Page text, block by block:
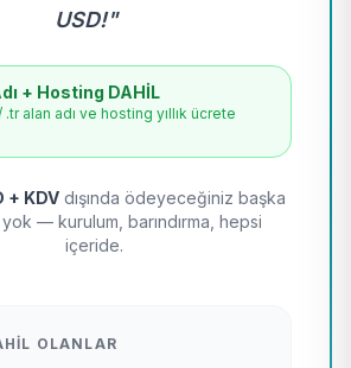
USD!"
+ Hosting DAHİL
.tr alan adı ve hosting yıllık ücrete
+ KDV dışında ödeyeceğiniz başka
— kurulum, barındırma, hepsi
içeride.
OLANLAR